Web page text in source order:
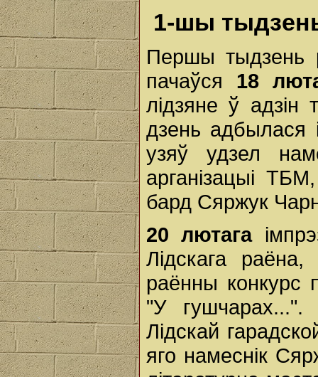
1-шы
Першы тыдзень
пачаўся 18
лідзяне ў адзін
дзень адбылася
узяў удзел
арганізацыі
бард Сяржук
20 лютага
Лідскага
раённы конкурс
"У
Лідскай
яго намеснік